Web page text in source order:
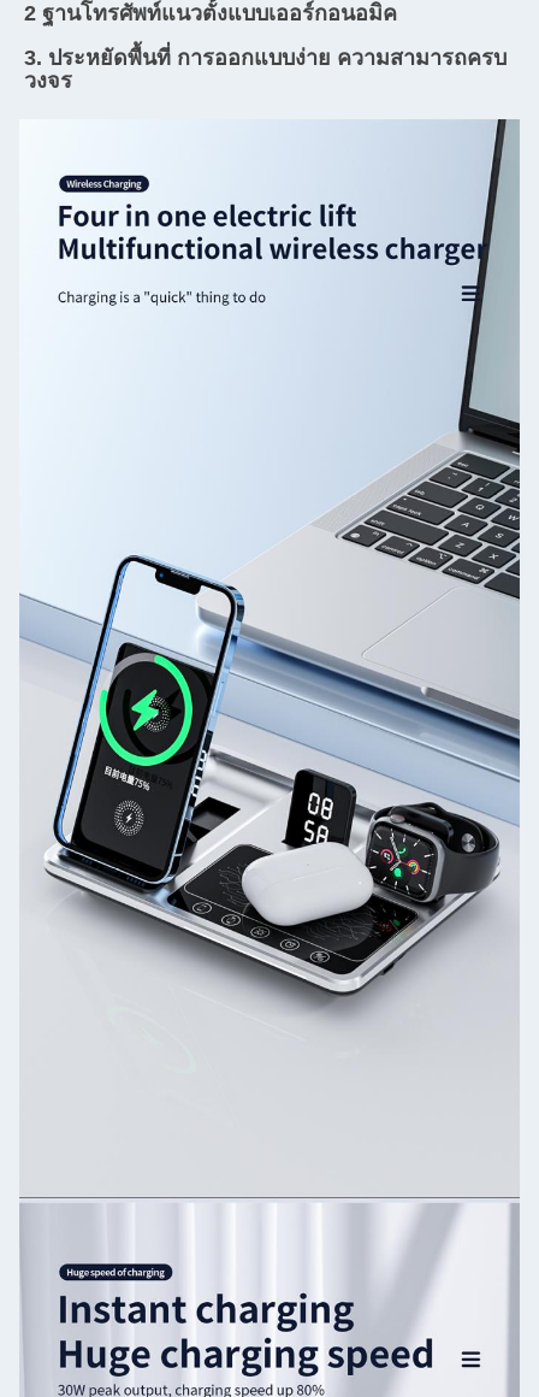
2 ฐานโทรศัพท์แนวตั้งแบบเออร์กอนอมิค
3. ประหยัดพื้นที่ การออกแบบง่าย ความสามารถครบ
วงจร